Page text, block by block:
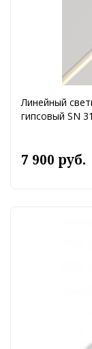
Линейный
гипсовый SN
7 900 руб.